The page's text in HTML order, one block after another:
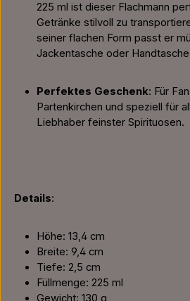
225 ml ist dieser Flachmann
Getränke stilvoll zu
seiner flachen Form passt er
Jackentasche oder
Perfektes Geschenk: Für
Partenkirchen und speziell für
Liebhaber feinster Spirituosen.
Details:
Höhe: 13,4 cm
Breite: 9,4 cm
Tiefe: 2,5 cm
Füllmenge: 225 ml
Gewicht: 130 g